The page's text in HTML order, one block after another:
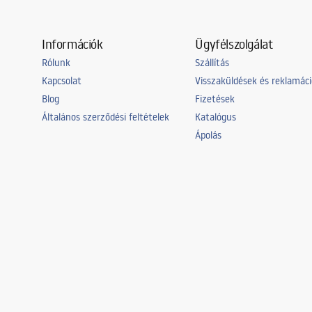
Információk
Rólunk
Kapcsolat
Blog
Általános szerződési feltételek
Ügyfélszolgálat
Szállítás
Visszaküldések és
Fizetések
Katalógus
Ápolás